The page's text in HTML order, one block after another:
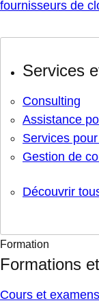
fournisseurs de
Services
Consulting
Assistance
Services
Gestion de
Découvrir
Formation
Formations
Cours et examens